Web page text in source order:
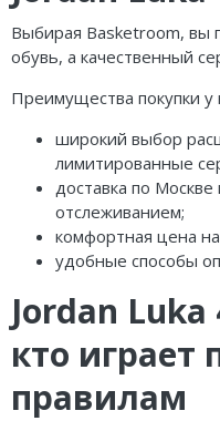
Выбирая Basketroom, вы
обувь, а качественный
Преимущества покупки у
широкий выбор
лимитированные
доставка по
отслеживанием;
комфортная цена
удобные способы
Jordan
кто играет
правилам